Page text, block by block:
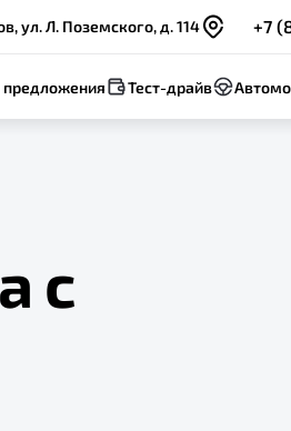
ул. Л. Поземского, д. 114 +7
Тест-драйв
с